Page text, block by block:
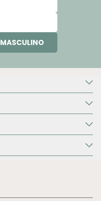
MASCULINO